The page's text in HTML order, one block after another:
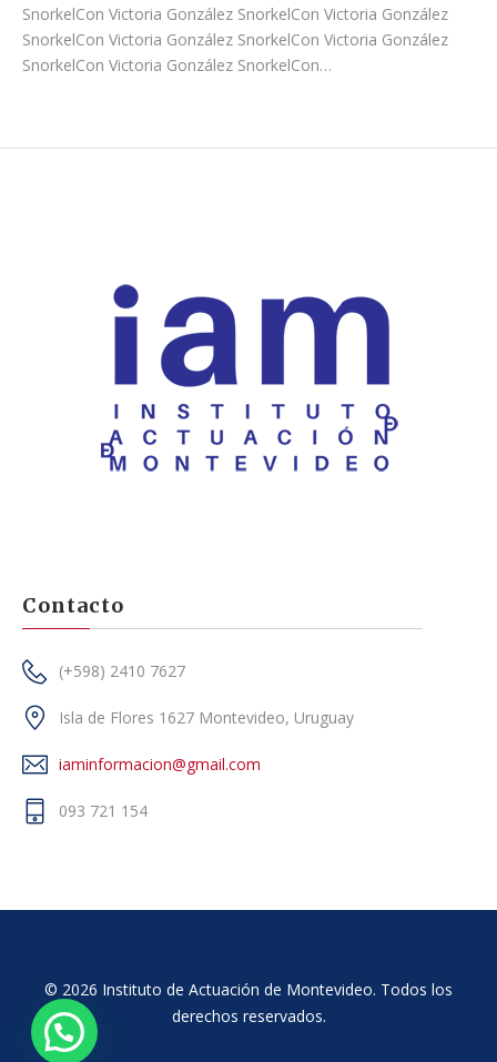
SnorkelCon Victoria González SnorkelCon Victoria González
SnorkelCon Victoria González SnorkelCon Victoria González
SnorkelCon Victoria González SnorkelCon…
Contacto
(+598) 2410 7627
Isla de Flores 1627 Montevideo, Uruguay
iaminformacion@gmail.com
093 721 154
© 2026 Instituto de Actuación de Montevideo. Todos los
derechos reservados.